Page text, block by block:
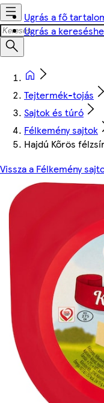
Ugrás a fő
Ugrás a
Tejtermék-tojás
Sajtok és túró
Félkemény sajtok
Hajdú Kőrös
Vissza a Félkemény